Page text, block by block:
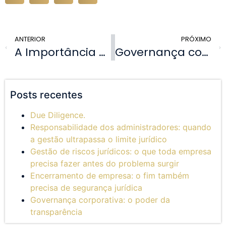
ANTERIOR
A Importância do Planejamento Jurídico para Empresas
PRÓXIMO
Governança corporativo!
Posts recentes
Due Diligence.
Responsabilidade dos administradores: quando
a gestão ultrapassa o limite jurídico
Gestão de riscos jurídicos: o que toda empresa
precisa fazer antes do problema surgir
Encerramento de empresa: o fim também
precisa de segurança jurídica
Governança corporativa: o poder da
transparência